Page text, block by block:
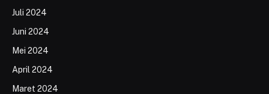
Juli 2024
Juni 2024
Mei 2024
April 2024
Maret 2024